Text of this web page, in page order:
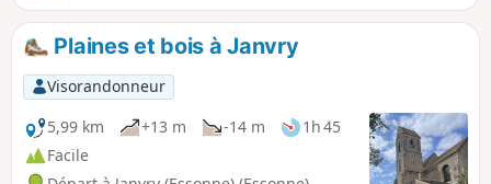
architectural va crescendo vers un final autour
château de Courson (XVIIe siècle). Les sols sont
variés : chemins agricoles, chemins forestiers,
petites routes goudronnées. La boucle est
réalisable sur une durée de deux heures aux trois
allures. Le parcours évite d'emprunter ou de
traverser des axes routiers importants.
Plaines et bois à Janvry
Visorandonneur
5,99 km
+13 m -14 m
1h 45
Facile